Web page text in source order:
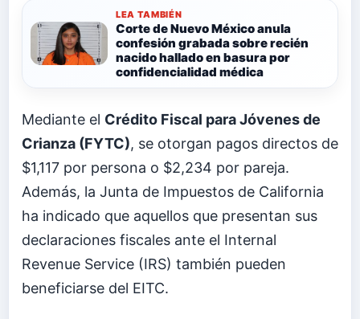
LEA TAMBIÉN
Corte de Nuevo México anula
confesión grabada sobre recién
nacido hallado en basura por
confidencialidad médica
Mediante el Crédito Fiscal para Jóvenes de
Crianza (FYTC), se otorgan pagos directos de
$1,117 por persona o $2,234 por pareja.
Además, la Junta de Impuestos de California
ha indicado que aquellos que presentan sus
declaraciones fiscales ante el Internal
Revenue Service (IRS) también pueden
beneficiarse del EITC.